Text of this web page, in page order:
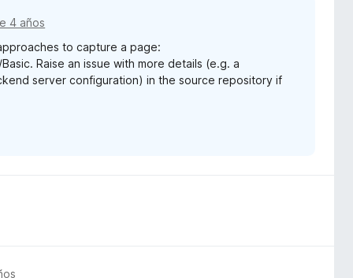
4 años
to capture a page:
Raise an issue with more details (e.g. a
server configuration) in the source repository if